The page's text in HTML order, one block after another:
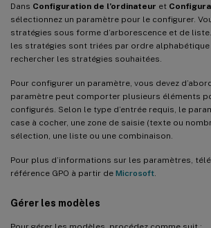
Dans Configuration de l’ordinateur et
sélectionnez un paramètre pour le configurer.
stratégies sous forme d’arborescence et de
les stratégies sont triées par ordre alphabétique
rechercher les stratégies souhaitées.
Pour configurer un paramètre, vous devez
paramètre peut comporter plusieurs éléments
configurés. Selon le type d’entrée requis, le
case à cocher, une zone de saisie (texte ou
sélection, une liste ou une combinaison.
Pour plus d’informations sur les paramètres,
référence GPO à partir de Microsoft
Gérer les modèles